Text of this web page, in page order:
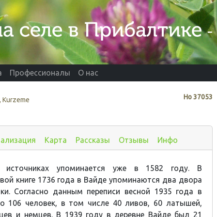
Профессионалы О нас
Нo37053
Kurzeme
Карта Рассказы Отзывы Инфо
источниках упоминается уже в 1582 году. В
книге 1736 года в Вайде упоминаются два двора
Согласно данным переписи весной 1935 года в
106 человек, в том числе 40 ливов, 60 латышей,
и немцев. В 1939 году в деревне Вайде был 21